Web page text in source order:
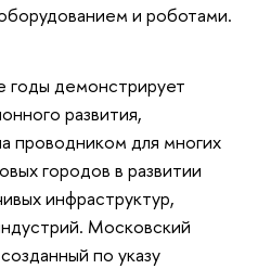
и роботами.
годы демонстрирует
развития,
проводником для многих
городов в развитии
инфраструктур,
Московский
по указу